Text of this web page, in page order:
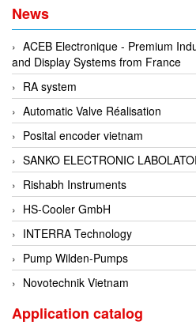
DET-TRONICS
Deublin
Diakont
Dias Infrared
DINA Elektronik
Dinel
Di-Soric
Di-Soric
Dixon Valve
Doctor Led Vietnam
DOLD - Autho ANS
Dold Vietnam
Dongdo Tech
News
ACEB Electronique - Premium
and Display Systems from France
RA system
Automatic Valve Réalisation
Posital encoder vietnam
SANKO ELECTRONIC
Rishabh Instruments
HS-Cooler GmbH
INTERRA Technology
Pump Wilden-Pumps
Novotechnik Vietnam
Application catalog